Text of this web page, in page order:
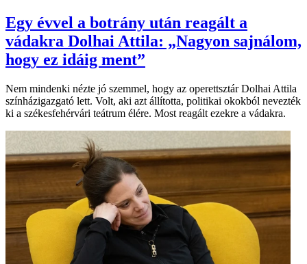
Egy évvel a botrány után reagált a
vádakra Dolhai Attila: „Nagyon sajnálom,
hogy ez idáig ment”
Nem mindenki nézte jó szemmel, hogy az operettsztár Dolhai Attila
színházigazgató lett. Volt, aki azt állította, politikai okokból nevezték
ki a székesfehérvári teátrum élére. Most reagált ezekre a vádakra.